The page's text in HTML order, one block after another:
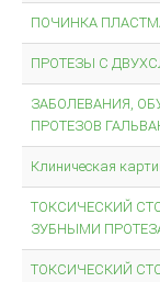
ПОЧИНКА
ПРОТЕЗЫ С
ЗАБОЛЕВАНИЯ,
ПРОТЕЗОВ
Клиническая
ТОКСИЧЕСКИЙ
ЗУБНЫМИ
ТОКСИЧЕСКИЙ